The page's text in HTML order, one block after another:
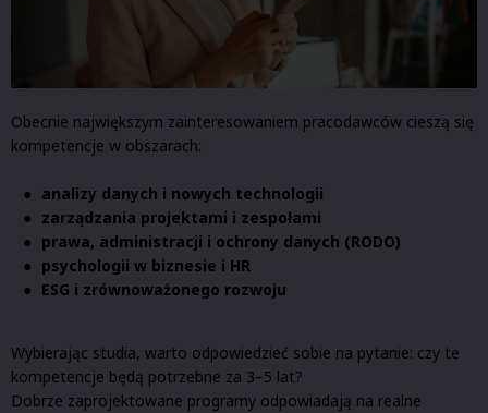
Obecnie największym zainteresowaniem pracodawców cieszą się
kompetencje w obszarach:
analizy danych i nowych technologii
zarządzania projektami i zespołami
prawa, administracji i ochrony danych (RODO)
psychologii w biznesie i HR
ESG i zrównoważonego rozwoju
Wybierając studia, warto odpowiedzieć sobie na pytanie: czy te
kompetencje będą potrzebne za 3–5 lat?
Dobrze zaprojektowane programy odpowiadają na realne